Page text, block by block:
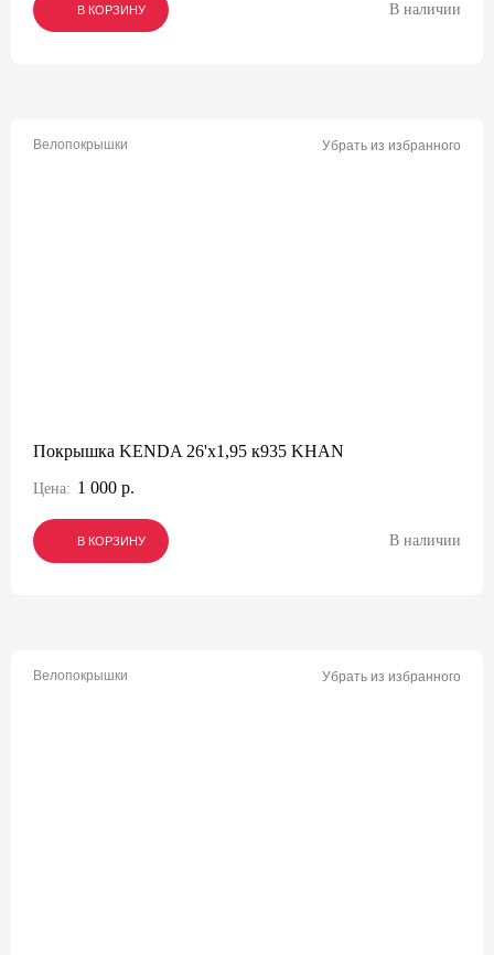
В КОРЗИНУ
В КОРЗИНУ
В КОРЗИНУ В наличии
Велопокрышки Убрать из избранного
Покрышка KENDA 26'х1,95 к935 KHAN
Цена: 1 000 р.
В КОРЗИНУ
В КОРЗИНУ
В КОРЗИНУ В наличии
Велопокрышки Убрать из избранного